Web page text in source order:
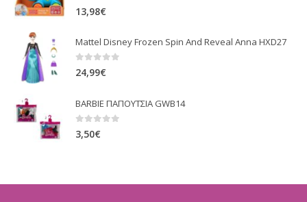
13,98€
Mattel Disney Frozen Spin And Reveal Anna HXD27
0 out of 5
24,99€
BARBIE ΠΑΠΟΥΤΣΙΑ GWB14
0 out of 5
3,50€